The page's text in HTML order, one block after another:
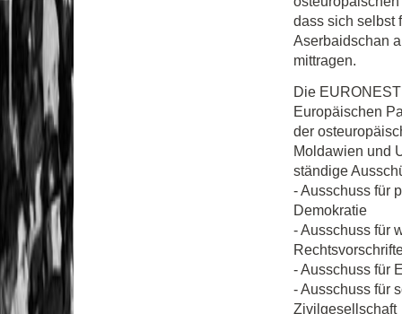
dass sich selbst
Aserbaidschan
mittragen.
Die
Europäischen
der
Moldawien und
ständige
- Ausschuss für
Demokratie
- Ausschuss für
- Ausschuss für
- Ausschuss für
Zivilgesellschaft